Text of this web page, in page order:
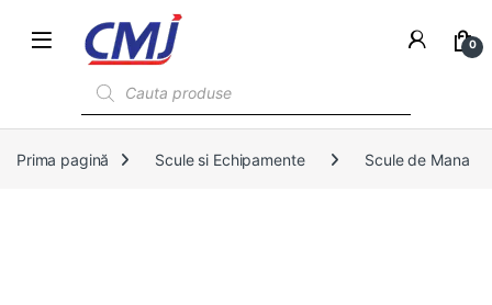
0
Prima pagină Scule si Echipamente Scule de Mana